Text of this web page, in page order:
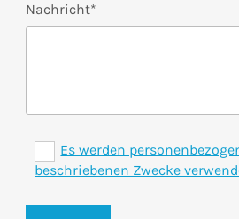
Nachricht*
Es werden
beschriebenen Zwecke